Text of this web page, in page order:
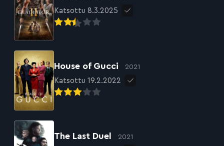
Katsottu 8.3.2025
House of Gucci 2021
Katsottu 19.2.2022
The Last Duel 2021